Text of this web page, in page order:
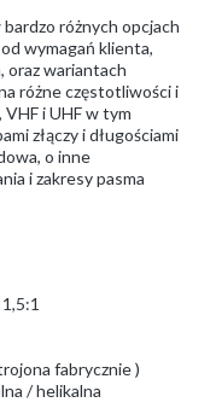
różnych opcjach
wymagań klienta,
oraz wariantach
różne częstotliwości i
i UHF w tym
złączy i długościami
o inne
i zakresy pasma
fabrycznie )
/ helikalna